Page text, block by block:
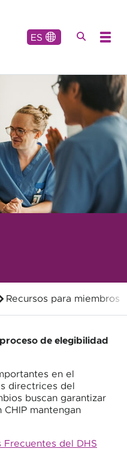
ES
Recursos para miembros
de elegibilidad
en el
directrices del
buscan garantizar
mantengan
Frecuentes del DHS